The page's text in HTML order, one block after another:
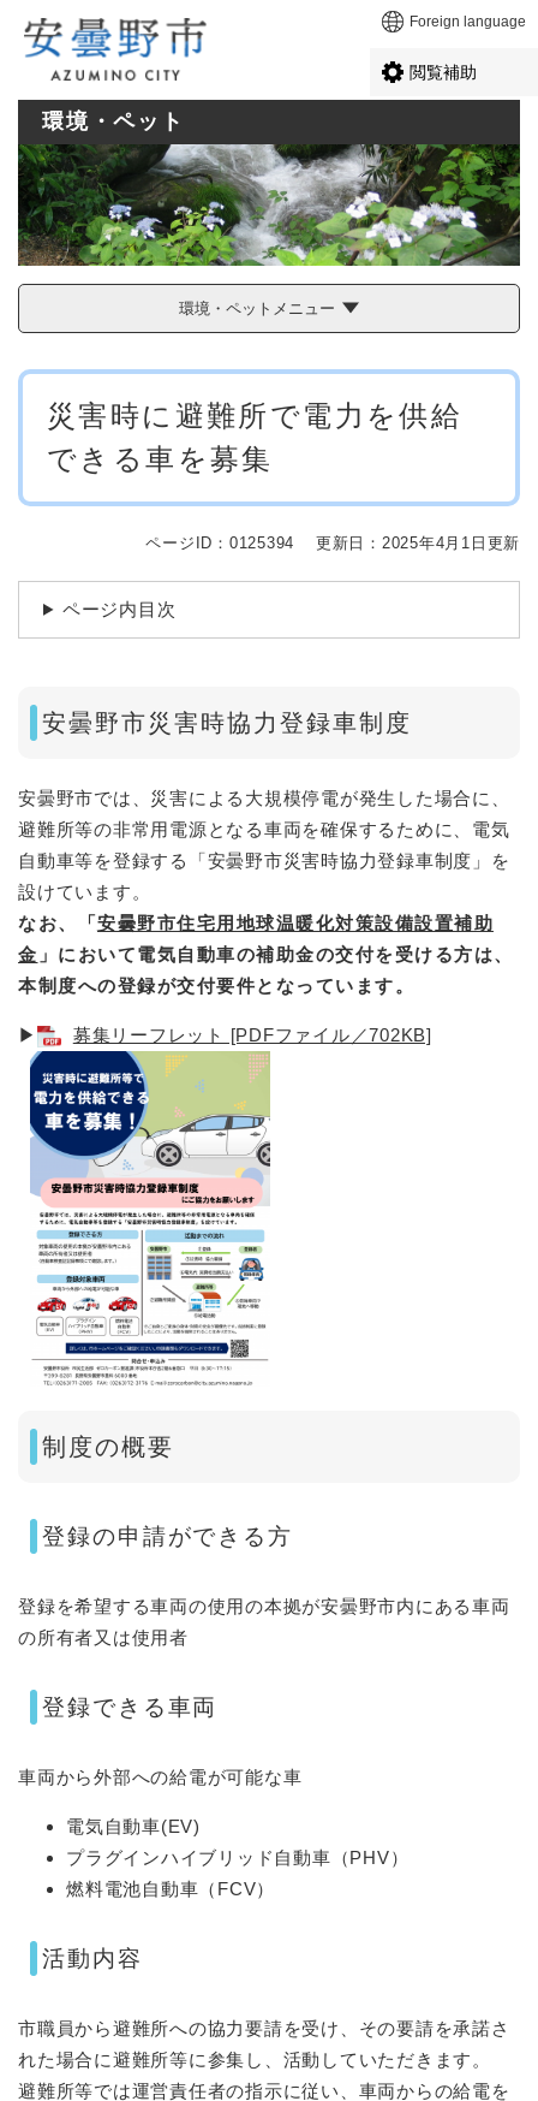
メニューを飛ばして本文へ Foreign language
閲覧補助
環境・ペット
環境・ペットメニュー
本
災害時に避難所で電力を供給
できる車を募集
ページID：0125394 更新日：2025年4月1日更新
ページ内目次
安曇野市災害時協力登録車制度
安曇野市では、災害による大規模停電が発生した場合に、
避難所等の非常用電源となる車両を確保するために、電気
自動車等を登録する「安曇野市災害時協力登録車制度」を
設けています。
なお、「安曇野市住宅用地球温暖化対策設備設置補助
金 」において電気自動車の補助金の交付を受ける方は、
本制度への登録が交付要件となっています。
▶ 募集リーフレット [PDFファイル／702KB]
制度の概要
登録の申請ができる方
登録を希望する車両の使用の本拠が安曇野市内にある車両
の所有者又は使用者
登録できる車両
車両から外部への給電が可能な車
電気自動車(EV)
プラグインハイブリッド自動車（PHV）
燃料電池自動車（FCV）
活動内容
市職員から避難所への協力要請を受け、その要請を承諾さ
れた場合に避難所等に参集し、活動していただきます。
避難所等では運営責任者の指示に従い、車両からの給電を